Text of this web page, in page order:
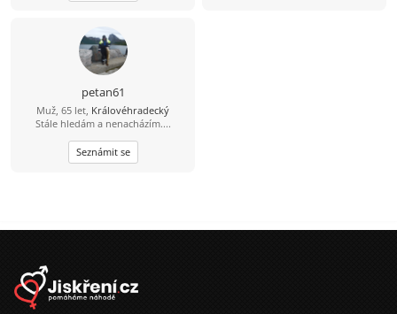
petan61
Muž, 65 let, Královéhradecký
Stále hledám a nenacházím....
Seznámit se